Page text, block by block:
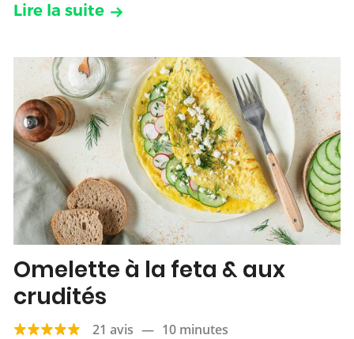
Lire la suite
Omelette à la feta & aux
crudités
21 avis — 10 minutes